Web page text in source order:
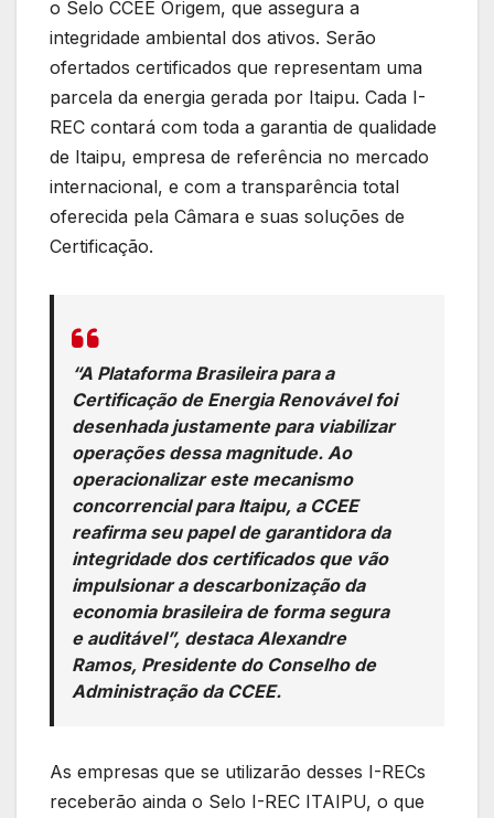
o Selo CCEE Origem, que assegura a
integridade ambiental dos ativos. Serão
ofertados certificados que representam uma
parcela da energia gerada por Itaipu. Cada I-
REC contará com toda a garantia de qualidade
de Itaipu, empresa de referência no mercado
internacional, e com a transparência total
oferecida pela Câmara e suas soluções de
Certificação.
“A Plataforma Brasileira para a
Certificação de Energia Renovável foi
desenhada justamente para viabilizar
operações dessa magnitude. Ao
operacionalizar este mecanismo
concorrencial para Itaipu, a CCEE
reafirma seu papel de garantidora da
integridade dos certificados que vão
impulsionar a descarbonização da
economia brasileira de forma segura
e auditável”, destaca Alexandre
Ramos, Presidente do Conselho de
Administração da CCEE.
As empresas que se utilizarão desses I-RECs
receberão ainda o Selo I-REC ITAIPU, o que